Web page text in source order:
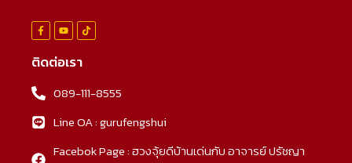
ติดต่อเรา
089-111-8555
Line OA : gurufengshui
Facebok Page : ฮวงจุ้ยดีบ้านเด่นกับ อาจารย์ ปรัชญา